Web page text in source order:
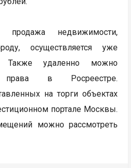
продажа недвижимости,
осуществляется уже
удаленно можно
права в Росреестре.
на торги объектах
портале Москвы.
можно рассмотреть